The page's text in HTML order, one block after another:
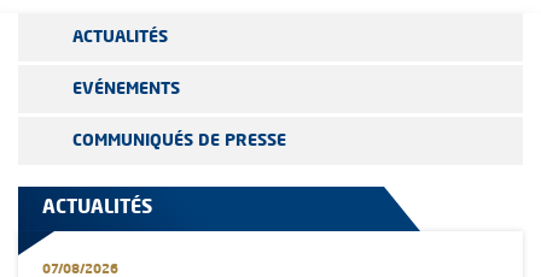
ACTUALITÉS
EVÉNEMENTS
COMMUNIQUÉS DE PRESSE
ACTUALITÉS
07/08/2026